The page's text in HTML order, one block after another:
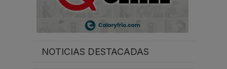
NOTICIAS DESTACADAS